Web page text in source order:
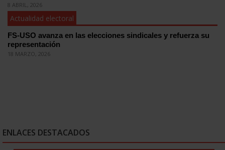
8 ABRIL, 2026
Actualidad electoral
FS-USO avanza en las elecciones sindicales y refuerza su
representación
18 MARZO, 2026
ENLACES DESTACADOS